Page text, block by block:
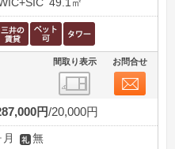
49.1㎡
間取り表示 お問合せ
円 20,000円
無